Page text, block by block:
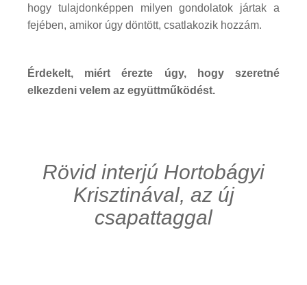
hogy tulajdonképpen milyen gondolatok jártak a
fejében, amikor úgy döntött, csatlakozik hozzám.
Érdekelt, miért érezte úgy, hogy szeretné
elkezdeni velem az együttműködést.
Rövid interjú Hortobágyi
Krisztinával, az új
csapattaggal